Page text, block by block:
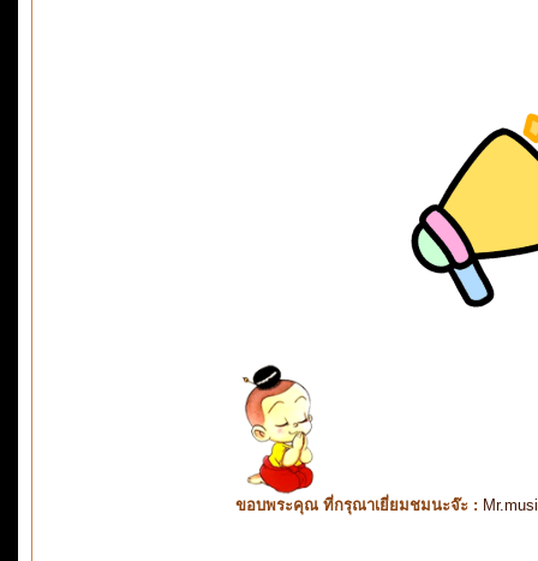
ขอบพระคุณ ที่กรุณาเยี่ยมชมนะจ๊ะ :